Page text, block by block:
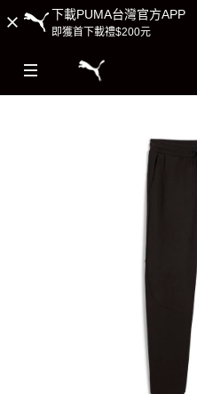
下載PUMA台灣官方APP
即獲首下載禮$200元